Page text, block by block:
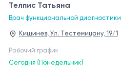
Телпиc Татьяна
Врач функциональной диагностики
Кишинев, Ул. Тестемицану, 19/1
Рабочий график
Сегодня (Понедельник)